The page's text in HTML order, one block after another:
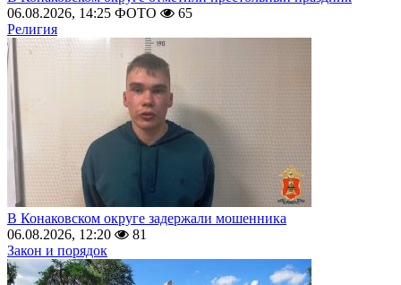
06.08.2026, 14:25 ФОТО
65
Религия
В Конаковском округе задержали мошенника
06.08.2026, 12:20
81
Закон и порядок